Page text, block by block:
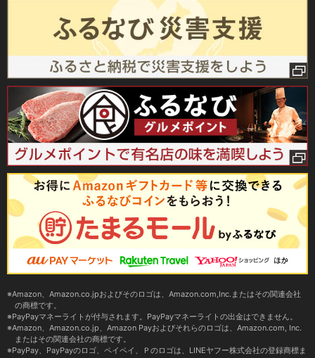
Amazon、Amazon.co.jpおよびそのロゴは、Amazon.com,Inc.またはその関連会社
の商標です。
PayPayマネーライトが付与されます。PayPayマネーライトの出金はできません。
Amazon、Amazon.co.jp、Amazon Payおよびそれらのロゴは、Amazon.com, Inc.
またはその関連会社の商標です。
PayPay、PayPayのロゴ、ペイペイ、Ｐのロゴは、LINEヤフー株式会社の登録商標ま